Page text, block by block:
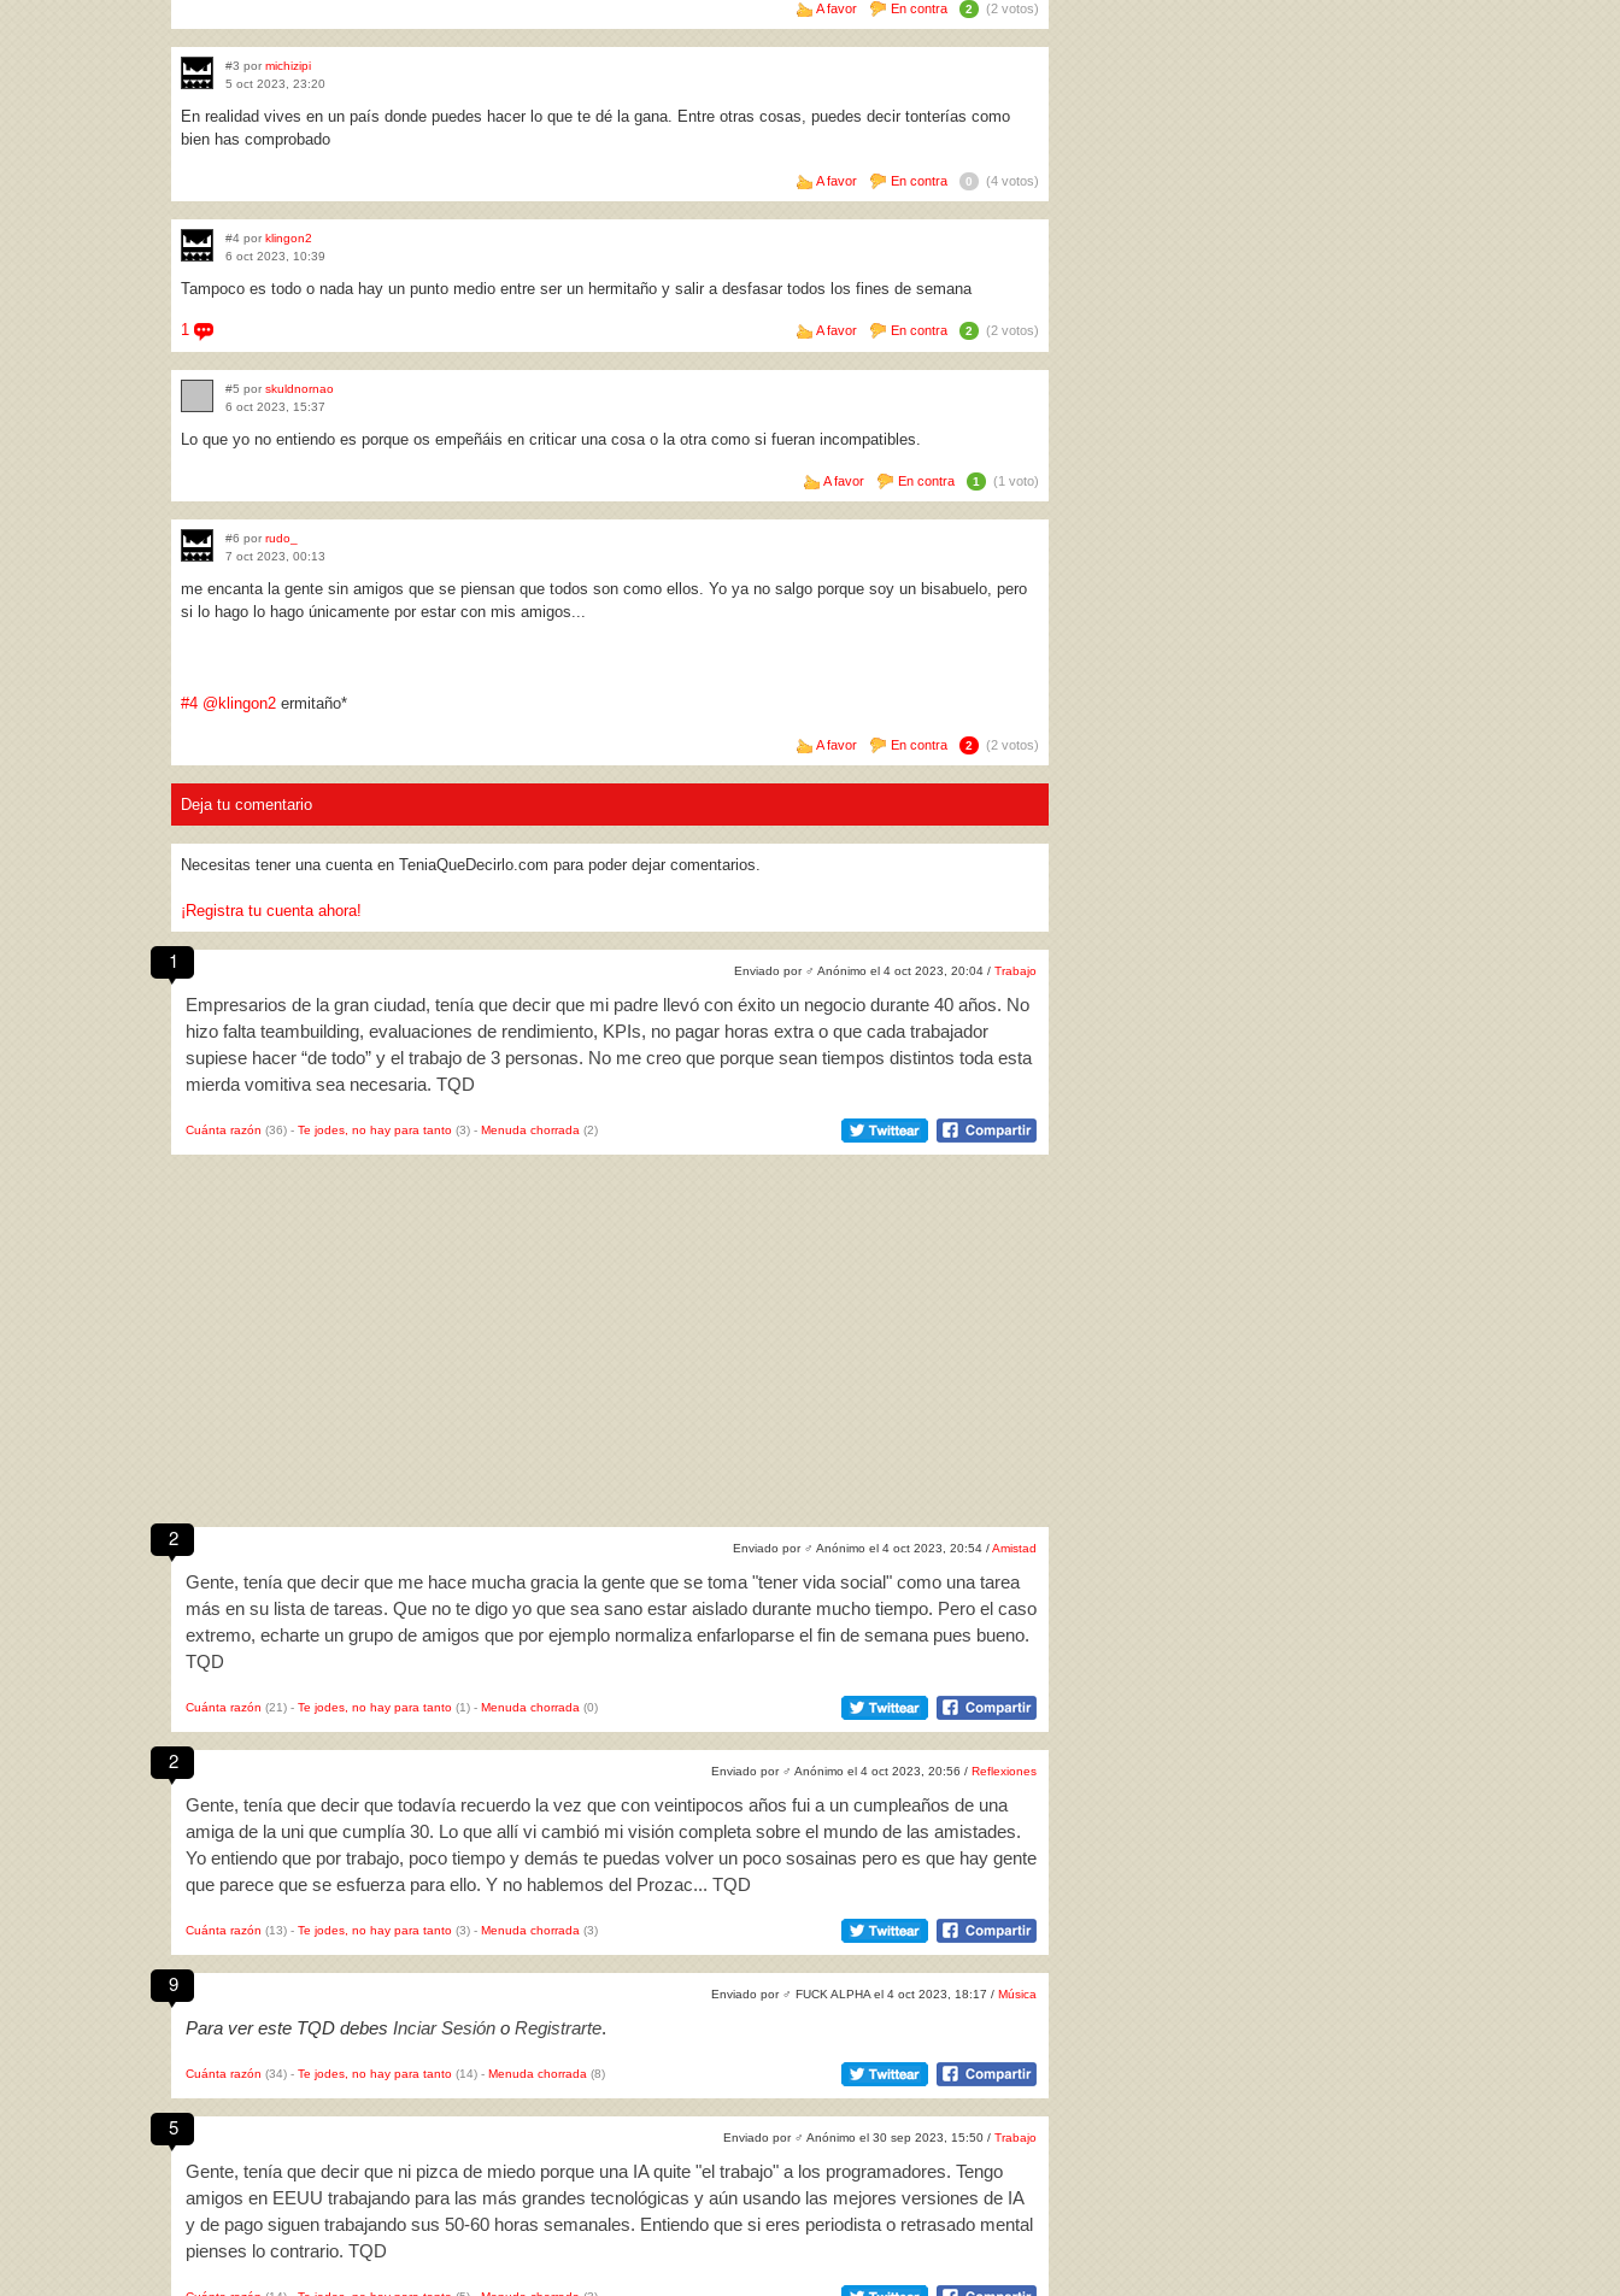
A favor En contra 2 (2 votos)
#3 por michizipi
5 oct 2023, 23:20
En realidad vives en un país donde puedes hacer lo que te dé la gana. Entre otras cosas, puedes decir tonterías como
bien has comprobado
A favor En contra 0 (4 votos)
#4 por klingon2
6 oct 2023, 10:39
Tampoco es todo o nada hay un punto medio entre ser un hermitaño y salir a desfasar todos los fines de semana
1 A favor En contra 2 (2 votos)
#5 por skuldnornao
6 oct 2023, 15:37
Lo que yo no entiendo es porque os empeñáis en criticar una cosa o la otra como si fueran incompatibles.
A favor En contra 1 (1 voto)
#6 por rudo_
7 oct 2023, 00:13
me encanta la gente sin amigos que se piensan que todos son como ellos. Yo ya no salgo porque soy un bisabuelo, pero
si lo hago lo hago únicamente por estar con mis amigos...
#4 @klingon2 ermitaño*
A favor En contra 2 (2 votos)
Deja tu comentario
Necesitas tener una cuenta en TeniaQueDecirlo.com para poder dejar comentarios.
¡Registra tu cuenta ahora!
1 Enviado por ♂ Anónimo el 4 oct 2023, 20:04 / Trabajo
Empresarios de la gran ciudad, tenía que decir que mi padre llevó con éxito un negocio durante 40 años. No
hizo falta teambuilding, evaluaciones de rendimiento, KPIs, no pagar horas extra o que cada trabajador
supiese hacer “de todo” y el trabajo de 3 personas. No me creo que porque sean tiempos distintos toda esta
mierda vomitiva sea necesaria. TQD
Cuánta razón (36) - Te jodes, no hay para tanto (3) - Menuda chorrada (2)
2 Enviado por ♂ Anónimo el 4 oct 2023, 20:54 /Amistad
Gente, tenía que decir que me hace mucha gracia la gente que se toma "tener vida social" como una tarea
más en su lista de tareas. Que no te digo yo que sea sano estar aislado durante mucho tiempo. Pero el caso
extremo, echarte un grupo de amigos que por ejemplo normaliza enfarloparse el fin de semana pues bueno.
TQD
Cuánta razón (21) - Te jodes, no hay para tanto (1) - Menuda chorrada (0)
2 Enviado por ♂ Anónimo el 4 oct 2023, 20:56 / Reflexiones
Gente, tenía que decir que todavía recuerdo la vez que con veintipocos años fui a un cumpleaños de una
amiga de la uni que cumplía 30. Lo que allí vi cambió mi visión completa sobre el mundo de las amistades.
Yo entiendo que por trabajo, poco tiempo y demás te puedas volver un poco sosainas pero es que hay gente
que parece que se esfuerza para ello. Y no hablemos del Prozac... TQD
Cuánta razón (13) - Te jodes, no hay para tanto (3) - Menuda chorrada (3)
9 Enviado por ♂ FUCK ALPHA el 4 oct 2023, 18:17 / Música
Para ver este TQD debes Inciar Sesión o Registrarte.
Cuánta razón (34) - Te jodes, no hay para tanto (14) - Menuda chorrada (8)
5 Enviado por ♂ Anónimo el 30 sep 2023, 15:50 / Trabajo
Gente, tenía que decir que ni pizca de miedo porque una IA quite "el trabajo" a los programadores. Tengo
amigos en EEUU trabajando para las más grandes tecnológicas y aún usando las mejores versiones de IA
y de pago siguen trabajando sus 50-60 horas semanales. Entiendo que si eres periodista o retrasado mental
pienses lo contrario. TQD